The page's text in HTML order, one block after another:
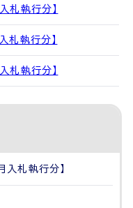
札執行分】
札執行分】
札執行分】
入札執行分】